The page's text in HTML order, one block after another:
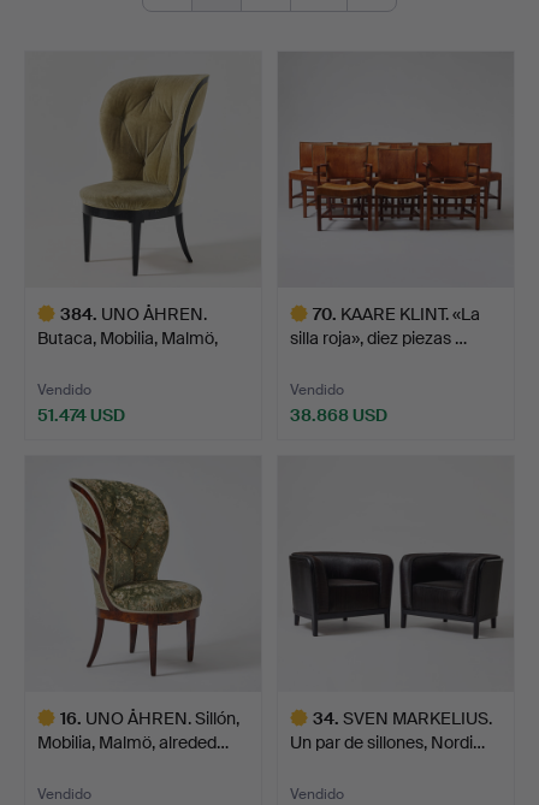
384. UNO ÅHREN.
Butaca, Mobilia, Malmö,
Vendido
51.474 USD
seleccionado
70. KAARE KLINT. «La
silla roja», diez piezas …
Vendido
38.868 USD
16. UNO ÅHREN. Sillón,
Mobilia, Malmö, alreded…
Vendido
34. SVEN MARKELIUS.
Un par de sillones, Nordi…
Vendido